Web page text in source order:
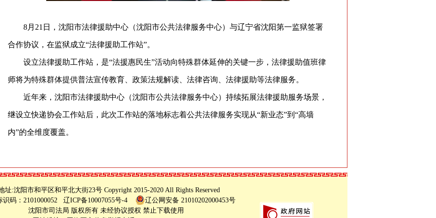
8月21日，沈阳市法律援助中心（沈阳市公共法律服务中心）与辽宁省沈阳第一监狱签署
合作协议，在监狱成立“法律援助工作站”。
设立法律援助工作站，是“法援惠民生”活动向特殊群体延伸的关键一步，法律援助值班律
师将为特殊群体提供普法宣传教育、政策法规解读、法律咨询、法律援助等法律服务。
近年来，沈阳市法律援助中心（沈阳市公共法律服务中心）持续拓展法律援助服务场景，
继设立快递协会工作站后，此次工作站的落地标志着公共法律服务实现从“新业态”到“高墙
内”的全维度覆盖。
址:沈阳市和平区和平北大街23号 Copyright 2015-2020 All Rights Reserved
识码：2101000052 辽ICP备10007055号-4
辽公网安备 21010202000453号
沈阳市司法局 版权所有 未经协议授权 禁止下载使用